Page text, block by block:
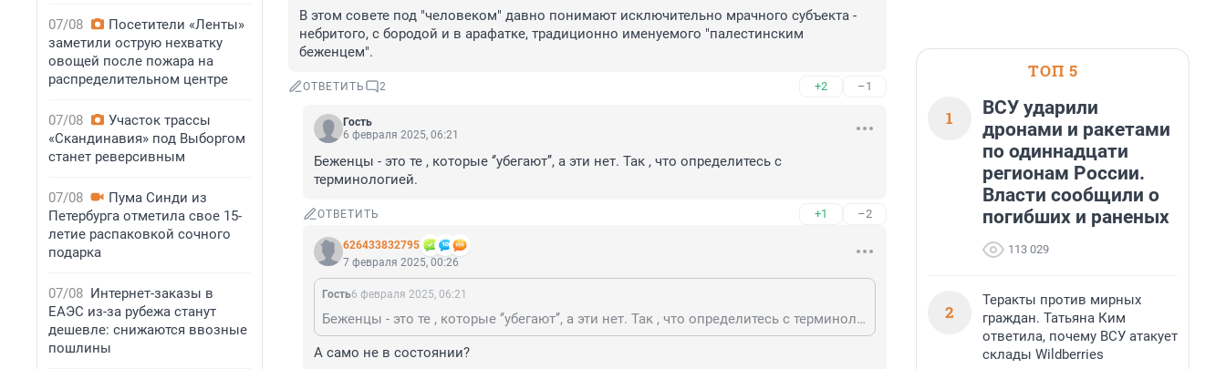
07/08
Посетители «Ленты»
заметили острую нехватку
овощей после пожара на
распределительном центре
07/08
Участок трассы
«Скандинавия» под Выборгом
станет реверсивным
07/08
Пума Синди из
Петербурга отметила свое 15-
летие распаковкой сочного
подарка
07/08 Интернет-заказы в
ЕАЭС из-за рубежа станут
дешевле: снижаются ввозные
пошлины
В этом совете под "человеком" давно понимают исключительно мрачного субъекта -
небритого, с бородой и в арафатке, традиционно именуемого "палестинским
беженцем".
ОТВЕТИТЬ 2 +2 –1
Гость
6 февраля 2025, 06:21
Беженцы - это те , которые ‘’убегают’’, а эти нет. Так , что определитесь с
терминологией.
ОТВЕТИТЬ +1 –2
626433832795
7 февраля 2025, 00:26
Гость6 февраля 2025, 06:21
Беженцы - это те , которые ‘’убегают’’, а эти нет. Так , что определитесь с терминологией.
А само не в состоянии?
ТОП 5
1
ВСУ ударили
дронами и ракетами
по одиннадцати
регионам России.
Власти сообщили о
погибших и раненых
113 029
2
Теракты против мирных
граждан. Татьяна Ким
ответила, почему ВСУ атакует
склады Wildberries